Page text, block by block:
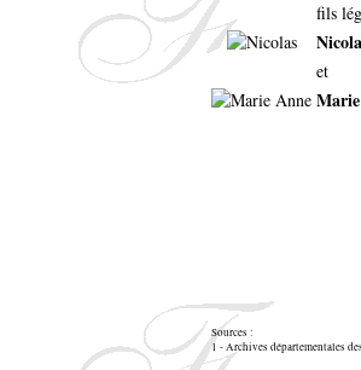
fils
et
Sources :
1 - Archives départementales